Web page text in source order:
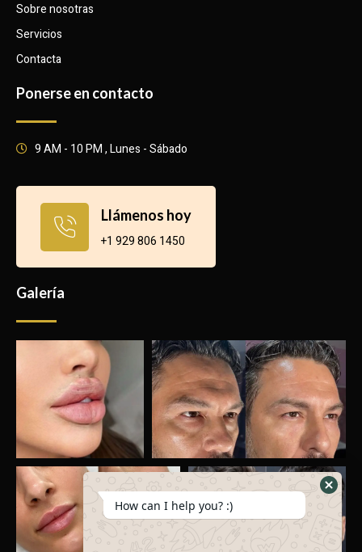
Sobre nosotras
Servicios
Contacta
Ponerse en contacto
9 AM - 10 PM , Lunes - Sábado
Llámenos hoy
+1 929 806 1450
Galería
How can I help you? :)